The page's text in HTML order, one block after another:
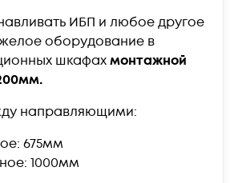
ИБП и любое другое
оборудование в
шкафахмонтажной
направляющими:
675мм
1000мм